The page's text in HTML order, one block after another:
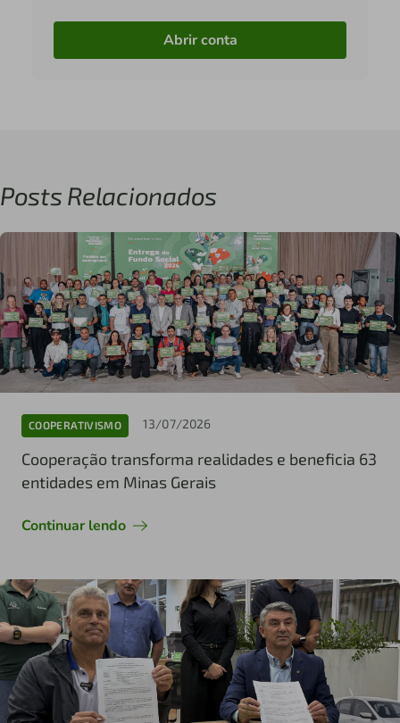
Abrir conta
Posts Relacionados
COOPERATIVISMO 13/07/2026
Cooperação transforma realidades e beneficia 63
entidades em Minas Gerais
Continuar lendo